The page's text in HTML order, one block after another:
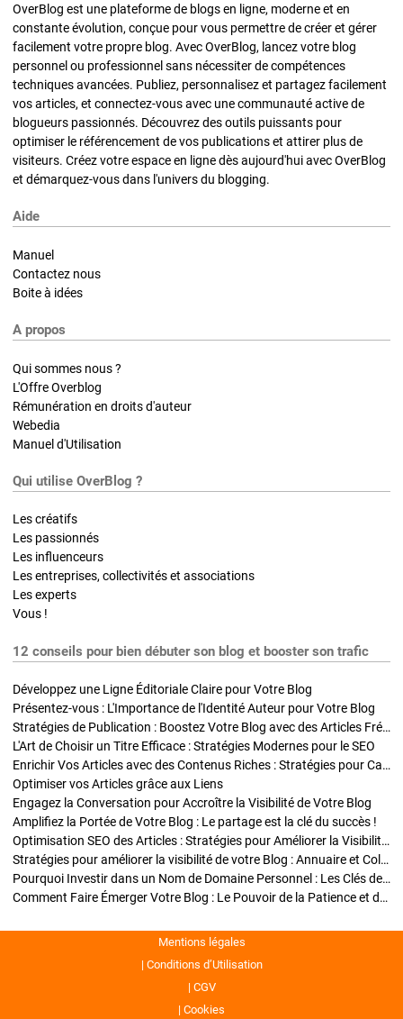
OverBlog est une plateforme de blogs en ligne, moderne et en
constante évolution, conçue pour vous permettre de créer et gérer
facilement votre propre blog. Avec OverBlog, lancez votre blog
personnel ou professionnel sans nécessiter de compétences
techniques avancées. Publiez, personnalisez et partagez facilement
vos articles, et connectez-vous avec une communauté active de
blogueurs passionnés. Découvrez des outils puissants pour
optimiser le référencement de vos publications et attirer plus de
visiteurs. Créez votre espace en ligne dès aujourd'hui avec OverBlog
et démarquez-vous dans l'univers du blogging.
Aide
Manuel
Contactez nous
Boite à idées
A propos
Qui sommes nous ?
L'Offre Overblog
Rémunération en droits d'auteur
Webedia
Manuel d'Utilisation
Qui utilise OverBlog ?
Les créatifs
Les passionnés
Les influenceurs
Les entreprises, collectivités et associations
Les experts
Vous !
12 conseils pour bien débuter son blog et booster son trafic
Développez une Ligne Éditoriale Claire pour Votre Blog
Présentez-vous : L'Importance de l'Identité Auteur pour Votre Blog
Stratégies de Publication : Boostez Votre Blog avec des Articles Fréquents et Exclusifs
L'Art de Choisir un Titre Efficace : Stratégies Modernes pour le SEO
Enrichir Vos Articles avec des Contenus Riches : Stratégies pour Captiver et Optimiser
Optimiser vos Articles grâce aux Liens
Engagez la Conversation pour Accroître la Visibilité de Votre Blog
Amplifiez la Portée de Votre Blog : Le partage est la clé du succès !
Optimisation SEO des Articles : Stratégies pour Améliorer la Visibilité de Votre Blog
Stratégies pour améliorer la visibilité de votre Blog : Annuaire et Collaborations
Pourquoi Investir dans un Nom de Domaine Personnel : Les Clés de la Réussite de Votre Blog
Comment Faire Émerger Votre Blog : Le Pouvoir de la Patience et de la Persévérance
Mentions légales
Conditions d’Utilisation
CGV
Cookies